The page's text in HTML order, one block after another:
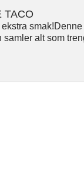
TACO
smak!Denne
samler alt som